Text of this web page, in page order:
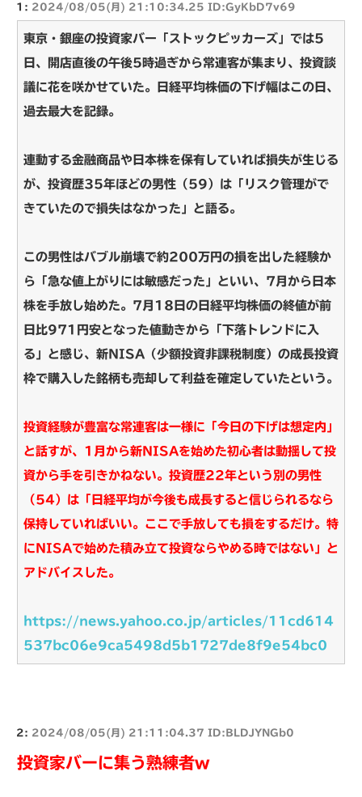
1: 2024/08/05(月) 21:10:34.25 ID:GyKbD7v69
東京・銀座の投資家バー「ストックピッカーズ」では5
日、開店直後の午後5時過ぎから常連客が集まり、投資談
議に花を咲かせていた。日経平均株価の下げ幅はこの日、
過去最大を記録。
連動する金融商品や日本株を保有していれば損失が生じる
が、投資歴35年ほどの男性（59）は「リスク管理がで
きていたので損失はなかった」と語る。
この男性はバブル崩壊で約200万円の損を出した経験か
ら「急な値上がりには敏感だった」といい、7月から日本
株を手放し始めた。7月18日の日経平均株価の終値が前
日比971円安となった値動きから「下落トレンドに入
る」と感じ、新NISA（少額投資非課税制度）の成長投資
枠で購入した銘柄も売却して利益を確定していたという。
投資経験が豊富な常連客は一様に「今日の下げは想定内」
と話すが、1月から新NISAを始めた初心者は動揺して投
資から手を引きかねない。投資歴22年という別の男性
（54）は「日経平均が今後も成長すると信じられるなら
保持していればいい。ここで手放しても損をするだけ。特
にNISAで始めた積み立て投資ならやめる時ではない」と
アドバイスした。
https://news.yahoo.co.jp/articles/11cd614
537bc06e9ca5498d5b1727de8f9e54bc0
2: 2024/08/05(月) 21:11:04.37 ID:BLDJYNGb0
投資家バーに集う熟練者w